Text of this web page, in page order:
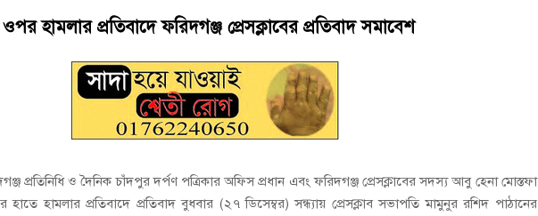
ধর্ষণের অভিযোগে কেয়ারটেকার আটক
হামলার প্রতিবাদে ফরিদগঞ্জ প্রেসক্লাবের প্রতিবাদ সমাবেশ
প্রতিনিধি ও দৈনিক চাঁদপুর দর্পণ পত্রিকার অফিস প্রধান এবং ফরিদগঞ্জ প্রেসক্লাবের সদস্য আবু হেনা মোস্তফা
হাতে হামলার প্রতিবাদে প্রতিবাদ বুধবার (২৭ ডিসেম্বর) সন্ধ্যায় প্রেসক্লাব সভাপতি মামুনুর রশিদ পাঠানের